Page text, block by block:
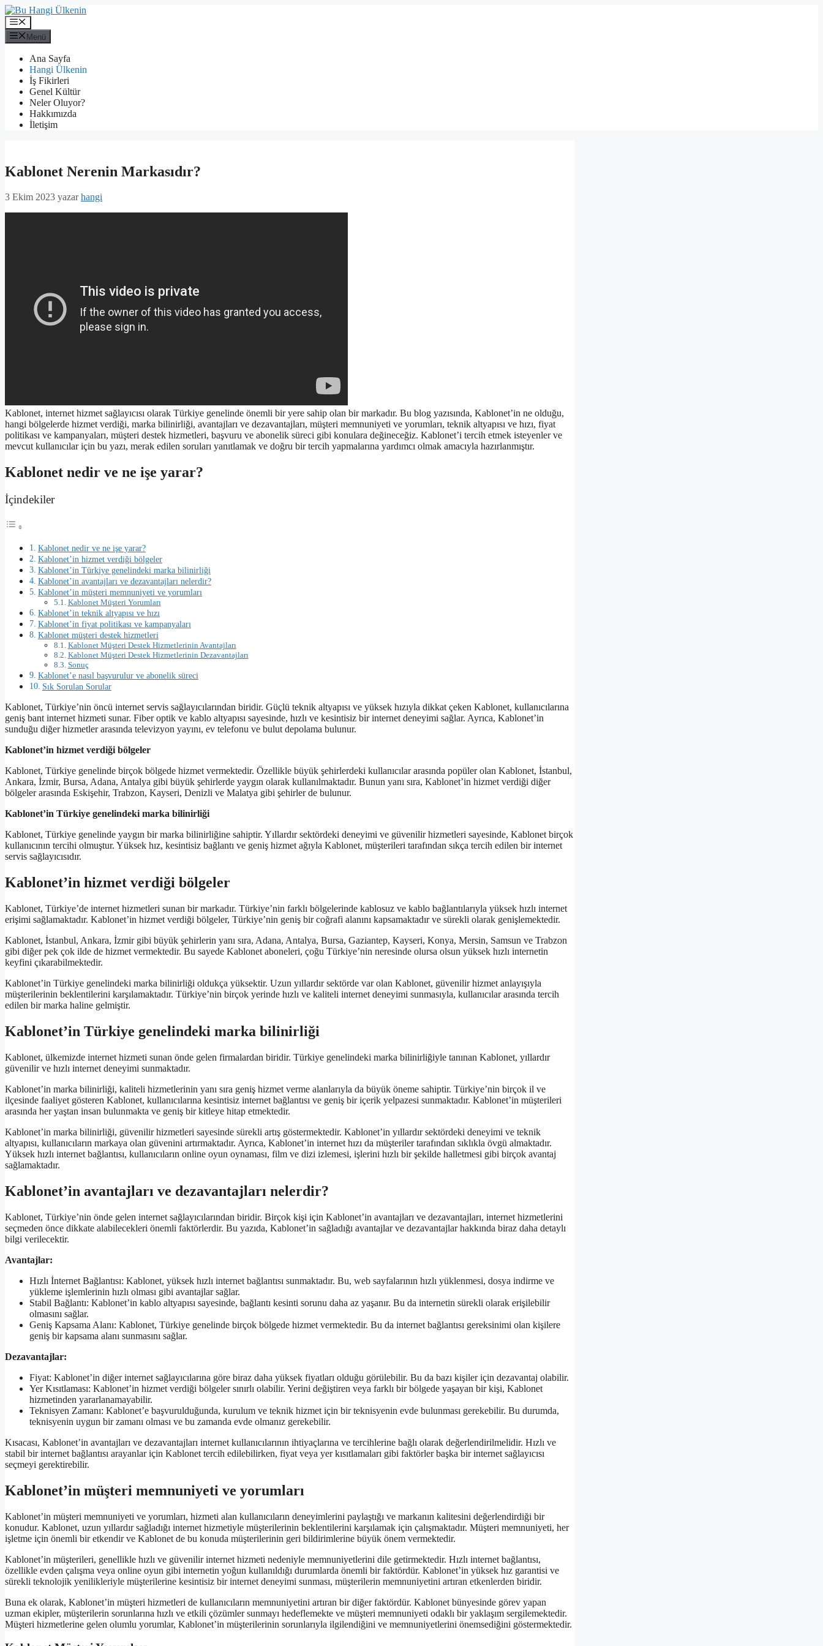
İçeriğe
atla
Menü
Menü
Ana Sayfa
Hangi Ülkenin
İş Fikirleri
Genel Kültür
Neler Oluyor?
Hakkımızda
İletişim
Kablonet Nerenin Markasıdır?
3 Ekim 2023 yazarhangi
Kablonet, internet hizmet sağlayıcısı olarak Türkiye genelinde önemli bir yere sahip olan bir markadır. Bu blog yazısında, Kablonet’in ne olduğu,
hangi bölgelerde hizmet verdiği, marka bilinirliği, avantajları ve dezavantajları, müşteri memnuniyeti ve yorumları, teknik altyapısı ve hızı, fiyat
politikası ve kampanyaları, müşteri destek hizmetleri, başvuru ve abonelik süreci gibi konulara değineceğiz. Kablonet’i tercih etmek isteyenler ve
mevcut kullanıcılar için bu yazı, merak edilen soruları yanıtlamak ve doğru bir tercih yapmalarına yardımcı olmak amacıyla hazırlanmıştır.
Kablonet nedir ve ne işe yarar?
İçindekiler
Kablonet nedir ve ne işe yarar?
Kablonet’in hizmet verdiği bölgeler
Kablonet’in Türkiye genelindeki marka bilinirliği
Kablonet’in avantajları ve dezavantajları nelerdir?
Kablonet’in müşteri memnuniyeti ve yorumları
Kablonet Müşteri Yorumları
Kablonet’in teknik altyapısı ve hızı
Kablonet’in fiyat politikası ve kampanyaları
Kablonet müşteri destek hizmetleri
Kablonet Müşteri Destek Hizmetlerinin Avantajları
Kablonet Müşteri Destek Hizmetlerinin Dezavantajları
Sonuç
Kablonet’e nasıl başvurulur ve abonelik süreci
Sık Sorulan Sorular
Kablonet, Türkiye’nin öncü internet servis sağlayıcılarından biridir. Güçlü teknik altyapısı ve yüksek hızıyla dikkat çeken Kablonet, kullanıcılarına
geniş bant internet hizmeti sunar. Fiber optik ve kablo altyapısı sayesinde, hızlı ve kesintisiz bir internet deneyimi sağlar. Ayrıca, Kablonet’in
sunduğu diğer hizmetler arasında televizyon yayını, ev telefonu ve bulut depolama bulunur.
Kablonet’in hizmet verdiği bölgeler
Kablonet, Türkiye genelinde birçok bölgede hizmet vermektedir. Özellikle büyük şehirlerdeki kullanıcılar arasında popüler olan Kablonet, İstanbul,
Ankara, İzmir, Bursa, Adana, Antalya gibi büyük şehirlerde yaygın olarak kullanılmaktadır. Bunun yanı sıra, Kablonet’in hizmet verdiği diğer
bölgeler arasında Eskişehir, Trabzon, Kayseri, Denizli ve Malatya gibi şehirler de bulunur.
Kablonet’in Türkiye genelindeki marka bilinirliği
Kablonet, Türkiye genelinde yaygın bir marka bilinirliğine sahiptir. Yıllardır sektördeki deneyimi ve güvenilir hizmetleri sayesinde, Kablonet birçok
kullanıcının tercihi olmuştur. Yüksek hız, kesintisiz bağlantı ve geniş hizmet ağıyla Kablonet, müşterileri tarafından sıkça tercih edilen bir internet
servis sağlayıcısıdır.
Kablonet’in hizmet verdiği bölgeler
Kablonet, Türkiye’de internet hizmetleri sunan bir markadır. Türkiye’nin farklı bölgelerinde kablosuz ve kablo bağlantılarıyla yüksek hızlı internet
erişimi sağlamaktadır. Kablonet’in hizmet verdiği bölgeler, Türkiye’nin geniş bir coğrafi alanını kapsamaktadır ve sürekli olarak genişlemektedir.
Kablonet, İstanbul, Ankara, İzmir gibi büyük şehirlerin yanı sıra, Adana, Antalya, Bursa, Gaziantep, Kayseri, Konya, Mersin, Samsun ve Trabzon
gibi diğer pek çok ilde de hizmet vermektedir. Bu sayede Kablonet aboneleri, çoğu Türkiye’nin neresinde olursa olsun yüksek hızlı internetin
keyfini çıkarabilmektedir.
Kablonet’in Türkiye genelindeki marka bilinirliği oldukça yüksektir. Uzun yıllardır sektörde var olan Kablonet, güvenilir hizmet anlayışıyla
müşterilerinin beklentilerini karşılamaktadır. Türkiye’nin birçok yerinde hızlı ve kaliteli internet deneyimi sunmasıyla, kullanıcılar arasında tercih
edilen bir marka haline gelmiştir.
Kablonet’in Türkiye genelindeki marka bilinirliği
Kablonet, ülkemizde internet hizmeti sunan önde gelen firmalardan biridir. Türkiye genelindeki marka bilinirliğiyle tanınan Kablonet, yıllardır
güvenilir ve hızlı internet deneyimi sunmaktadır.
Kablonet’in marka bilinirliği, kaliteli hizmetlerinin yanı sıra geniş hizmet verme alanlarıyla da büyük öneme sahiptir. Türkiye’nin birçok il ve
ilçesinde faaliyet gösteren Kablonet, kullanıcılarına kesintisiz internet bağlantısı ve geniş bir içerik yelpazesi sunmaktadır. Kablonet’in müşterileri
arasında her yaştan insan bulunmakta ve geniş bir kitleye hitap etmektedir.
Kablonet’in marka bilinirliği, güvenilir hizmetleri sayesinde sürekli artış göstermektedir. Kablonet’in yıllardır sektördeki deneyimi ve teknik
altyapısı, kullanıcıların markaya olan güvenini artırmaktadır. Ayrıca, Kablonet’in internet hızı da müşteriler tarafından sıklıkla övgü almaktadır.
Yüksek hızlı internet bağlantısı, kullanıcıların online oyun oynaması, film ve dizi izlemesi, işlerini hızlı bir şekilde halletmesi gibi birçok avantaj
sağlamaktadır.
Kablonet’in avantajları ve dezavantajları nelerdir?
Kablonet, Türkiye’nin önde gelen internet sağlayıcılarından biridir. Birçok kişi için Kablonet’in avantajları ve dezavantajları, internet hizmetlerini
seçmeden önce dikkate alabilecekleri önemli faktörlerdir. Bu yazıda, Kablonet’in sağladığı avantajlar ve dezavantajlar hakkında biraz daha detaylı
bilgi verilecektir.
Avantajlar:
Hızlı İnternet Bağlantısı: Kablonet, yüksek hızlı internet bağlantısı sunmaktadır. Bu, web sayfalarının hızlı yüklenmesi, dosya indirme ve
yükleme işlemlerinin hızlı olması gibi avantajlar sağlar.
Stabil Bağlantı: Kablonet’in kablo altyapısı sayesinde, bağlantı kesinti sorunu daha az yaşanır. Bu da internetin sürekli olarak erişilebilir
olmasını sağlar.
Geniş Kapsama Alanı: Kablonet, Türkiye genelinde birçok bölgede hizmet vermektedir. Bu da internet bağlantısı gereksinimi olan kişilere
geniş bir kapsama alanı sunmasını sağlar.
Dezavantajlar:
Fiyat: Kablonet’in diğer internet sağlayıcılarına göre biraz daha yüksek fiyatları olduğu görülebilir. Bu da bazı kişiler için dezavantaj olabilir.
Yer Kısıtlaması: Kablonet’in hizmet verdiği bölgeler sınırlı olabilir. Yerini değiştiren veya farklı bir bölgede yaşayan bir kişi, Kablonet
hizmetinden yararlanamayabilir.
Teknisyen Zamanı: Kablonet’e başvurulduğunda, kurulum ve teknik hizmet için bir teknisyenin evde bulunması gerekebilir. Bu durumda,
teknisyenin uygun bir zamanı olması ve bu zamanda evde olmanız gerekebilir.
Kısacası, Kablonet’in avantajları ve dezavantajları internet kullanıcılarının ihtiyaçlarına ve tercihlerine bağlı olarak değerlendirilmelidir. Hızlı ve
stabil bir internet bağlantısı arayanlar için Kablonet tercih edilebilirken, fiyat veya yer kısıtlamaları gibi faktörler başka bir internet sağlayıcısı
seçmeyi gerektirebilir.
Kablonet’in müşteri memnuniyeti ve yorumları
Kablonet’in müşteri memnuniyeti ve yorumları, hizmeti alan kullanıcıların deneyimlerini paylaştığı ve markanın kalitesini değerlendirdiği bir
konudur. Kablonet, uzun yıllardır sağladığı internet hizmetiyle müşterilerinin beklentilerini karşılamak için çalışmaktadır. Müşteri memnuniyeti, her
işletme için önemli bir etkendir ve Kablonet de bu konuda müşterilerinin geri bildirimlerine büyük önem vermektedir.
Kablonet’in müşterileri, genellikle hızlı ve güvenilir internet hizmeti nedeniyle memnuniyetlerini dile getirmektedir. Hızlı internet bağlantısı,
özellikle evden çalışma veya online oyun gibi internetin yoğun kullanıldığı durumlarda önemli bir faktördür. Kablonet’in yüksek hız garantisi ve
sürekli teknolojik yenilikleriyle müşterilerine kesintisiz bir internet deneyimi sunması, müşterilerin memnuniyetini artıran etkenlerden biridir.
Buna ek olarak, Kablonet’in müşteri hizmetleri de kullanıcıların memnuniyetini artıran bir diğer faktördür. Kablonet bünyesinde görev yapan
uzman ekipler, müşterilerin sorunlarına hızlı ve etkili çözümler sunmayı hedeflemekte ve müşteri memnuniyeti odaklı bir yaklaşım sergilemektedir.
Müşteri hizmetlerine gelen olumlu yorumlar, Kablonet’in müşterilerinin sorunlarıyla ilgilendiğini ve memnuniyetlerini önemsediğini göstermektedir.